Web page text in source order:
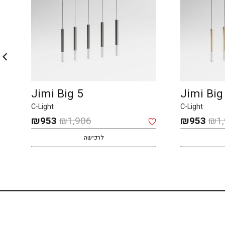
Jimi
C-Light
₪ המחיר
המקורי
היה:
₪953
המחיר
הנוכחי
הוא:
JIMI Small 12
C-Light
₪3,202
המחיר
המקורי
היה:
₪1,601
הנוכחי
הוא:
לרכישה